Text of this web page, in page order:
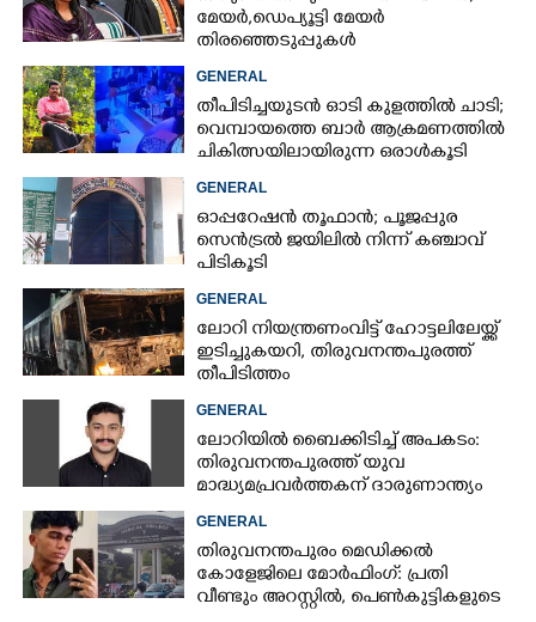
മേയർ, ഡെപ്യൂട്ടി മേയർ
തിരഞ്ഞെടുപ്പുകൾ
GENERAL
തീപിടിച്ചയുടൻ ഓടി കുളത്തിൽ ചാടി;
വെമ്പായത്തെ ബാർ ആക്രമണത്തിൽ
ചികിത്സയിലായിരുന്ന ഒരാൾകൂടി
GENERAL
ഓപ്പറേഷൻ തൂഫാൻ; പൂജപ്പുര
സെൻട്രൽ ജയിലിൽ നിന്ന് കഞ്ചാവ്
പിടികൂടി
GENERAL
ലോറി നിയന്ത്രണംവിട്ട് ഹോട്ടലിലേയ്ക്ക്
ഇടിച്ചുകയറി, തിരുവനന്തപുരത്ത്
തീപിടിത്തം
GENERAL
ലോറിയിൽ ബൈക്കിടിച്ച് അപകടം:
തിരുവനന്തപുരത്ത് യുവ
മാദ്ധ്യമപ്രവർത്തകന് ദാരുണാന്ത്യം
GENERAL
തിരുവനന്തപുരം മെഡിക്കൽ
കോളേജിലെ മോർഫിംഗ്: പ്രതി
വീണ്ടും അറസ്റ്റിൽ, പെൺകുട്ടികളുടെ